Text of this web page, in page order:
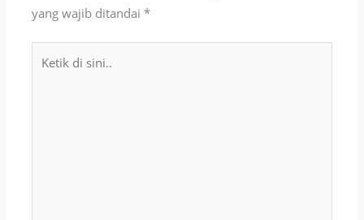
yang wajib ditandai*